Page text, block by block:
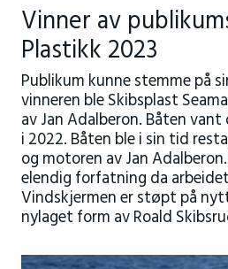
Vinner av
Plastikk 2023
Publikum kunne stemme på
vinneren ble Skibsplast
av Jan Adalberon. Båten
i 2022. Båten ble i sin tid
og motoren av Jan
elendig forfatning da
Vindskjermen er støpt på
nylaget form av Roald